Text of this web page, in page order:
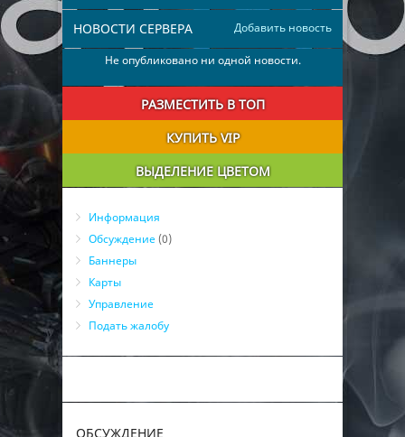
Добавить новость
НОВОСТИ СЕРВЕРА
Не опубликовано ни одной новости.
РАЗМЕСТИТЬ В ТОП
КУПИТЬ VIP
ВЫДЕЛЕНИЕ ЦВЕТОМ
Информация
Обсуждение (0)
Баннеры
Карты
Управление
Подать жалобу
ОБСУЖДЕНИЕ